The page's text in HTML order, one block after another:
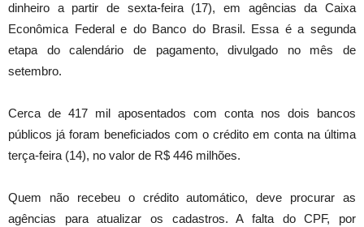
dinheiro a partir de sexta-feira (17), em agências da Caixa
Econômica Federal e do Banco do Brasil. Essa é a segunda
etapa do calendário de pagamento, divulgado no mês de
setembro.
Cerca de 417 mil aposentados com conta nos dois bancos
públicos já foram beneficiados com o crédito em conta na última
terça-feira (14), no valor de R$ 446 milhões.
Quem não recebeu o crédito automático, deve procurar as
agências para atualizar os cadastros. A falta do CPF, por